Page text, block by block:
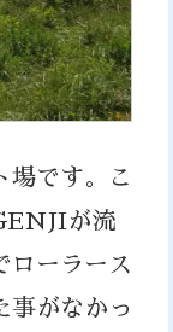
場です。こ
が流
ーラース
事がなかっ